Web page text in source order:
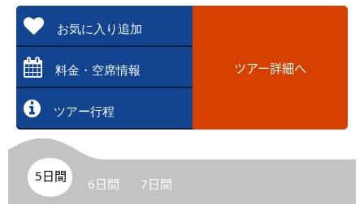
お気に入り追加
料金・空席情報
ツアー行程
ツアー詳細へ
5日間 6日間 7日間